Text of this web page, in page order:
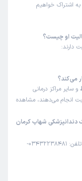
به اشتراک خواهیم
او چیست؟
می‌کند؟
و سایر مراکز درمانی
انجام می‌دهند، مشاهده
دندانپزشکی شهاب کرمان
کرمان، میدان قرنی، ساختمان پدر، طبقه 6، شماره تلفن: 03432238481-